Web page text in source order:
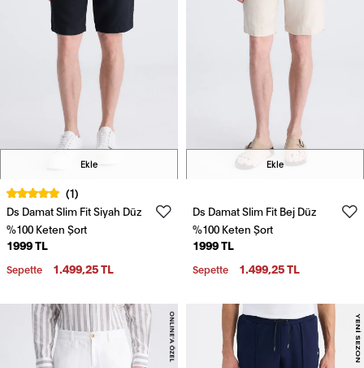
Ekle
(1)
Ds Damat Slim Fit Siyah Düz
%100 Keten Şort
1999 TL
Sepette 1.499,25 TL
Ekle
Ds Damat Slim Fit Bej Düz
%100 Keten Şort
1999 TL
Sepette 1.499,25 TL